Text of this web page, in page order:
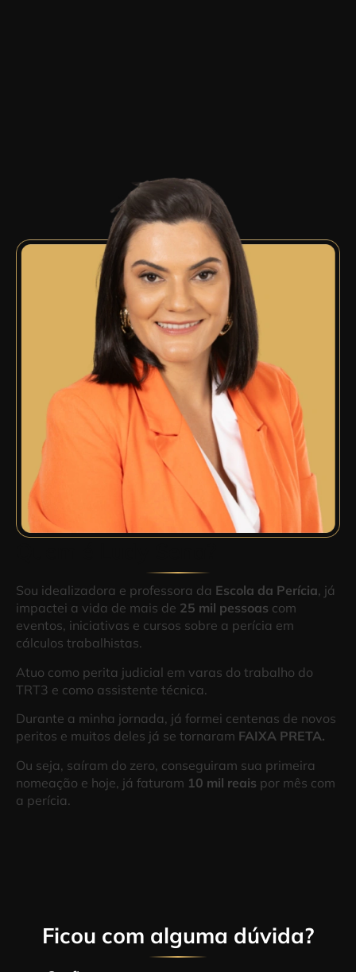
Sou idealizadora e professora da Escola da Perícia, já
impactei a vida de mais de 25 mil pessoas com
eventos, iniciativas e cursos sobre a perícia em
cálculos trabalhistas.
Atuo como perita judicial em varas do trabalho do
TRT3 e como assistente técnica.
Durante a minha jornada, já formei centenas de novos
peritos e muitos deles já se tornaram FAIXA PRETA.
Ou seja, saíram do zero, conseguiram sua primeira
nomeação e hoje, já faturam 10 mil reais por mês com
a perícia.
Ficou com alguma dúvida?​